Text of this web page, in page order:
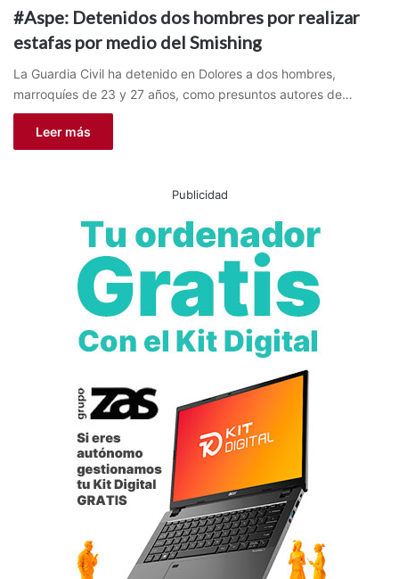
#Aspe: Detenidos dos hombres por realizar
estafas por medio del Smishing
La Guardia Civil ha detenido en Dolores a dos hombres,
marroquíes de 23 y 27 años, como presuntos autores de…
Leer más
Publicidad